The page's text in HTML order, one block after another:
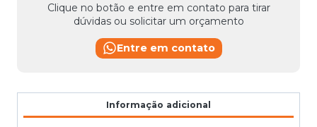
Clique no botão e entre em contato para tirar
dúvidas ou solicitar um orçamento
Entre em contato
Informação adicional